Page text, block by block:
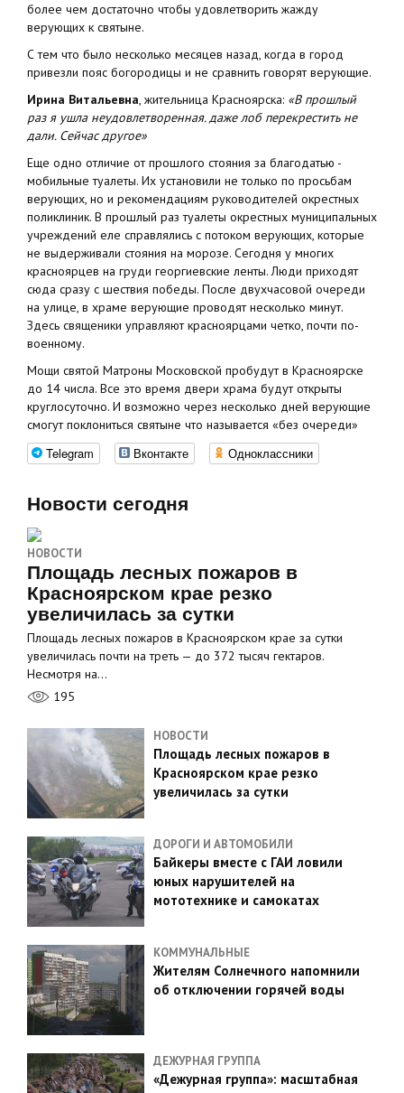
более чем достаточно чтобы удовлетворить жажду
верующих к святыне.
С тем что было несколько месяцев назад, когда в город
привезли пояс богородицы и не сравнить говорят верующие.
Ирина Витальевна, жительница Красноярска: «В прошлый
раз я ушла неудовлетворенная. даже лоб перекрестить не
дали. Сейчас другое»
Еще одно отличие от прошлого стояния за благодатью -
мобильные туалеты. Их установили не только по просьбам
верующих, но и рекомендациям руководителей окрестных
поликлиник. В прошлый раз туалеты окрестных муниципальных
учреждений еле справлялись с потоком верующих, которые
не выдерживали стояния на морозе. Сегодня у многих
красноярцев на груди георгиевские ленты. Люди приходят
сюда сразу с шествия победы. После двухчасовой очереди
на улице, в храме верующие проводят несколько минут.
Здесь священики управляют красноярцами четко, почти по-
военному.
Мощи святой Матроны Московской пробудут в Красноярске
до 14 числа. Все это время двери храма будут открыты
круглосуточно. И возможно через несколько дней верующие
смогут поклониться святыне что называется «без очереди»
Telegram Вконтакте Одноклассники
Новости сегодня
НОВОСТИ
Площадь лесных пожаров в
Красноярском крае резко
увеличилась за сутки
Площадь лесных пожаров в Красноярском крае за сутки
увеличилась почти на треть — до 372 тысяч гектаров.
Несмотря на…
195
НОВОСТИ
Площадь лесных пожаров в
Красноярском крае резко
увеличилась за сутки
ДОРОГИ И АВТОМОБИЛИ
Байкеры вместе с ГАИ ловили
юных нарушителей на
мототехнике и самокатах
КОММУНАЛЬНЫЕ
Жителям Солнечного напомнили
об отключении горячей воды
ДЕЖУРНАЯ ГРУППА
«Дежурная группа»: масштабная